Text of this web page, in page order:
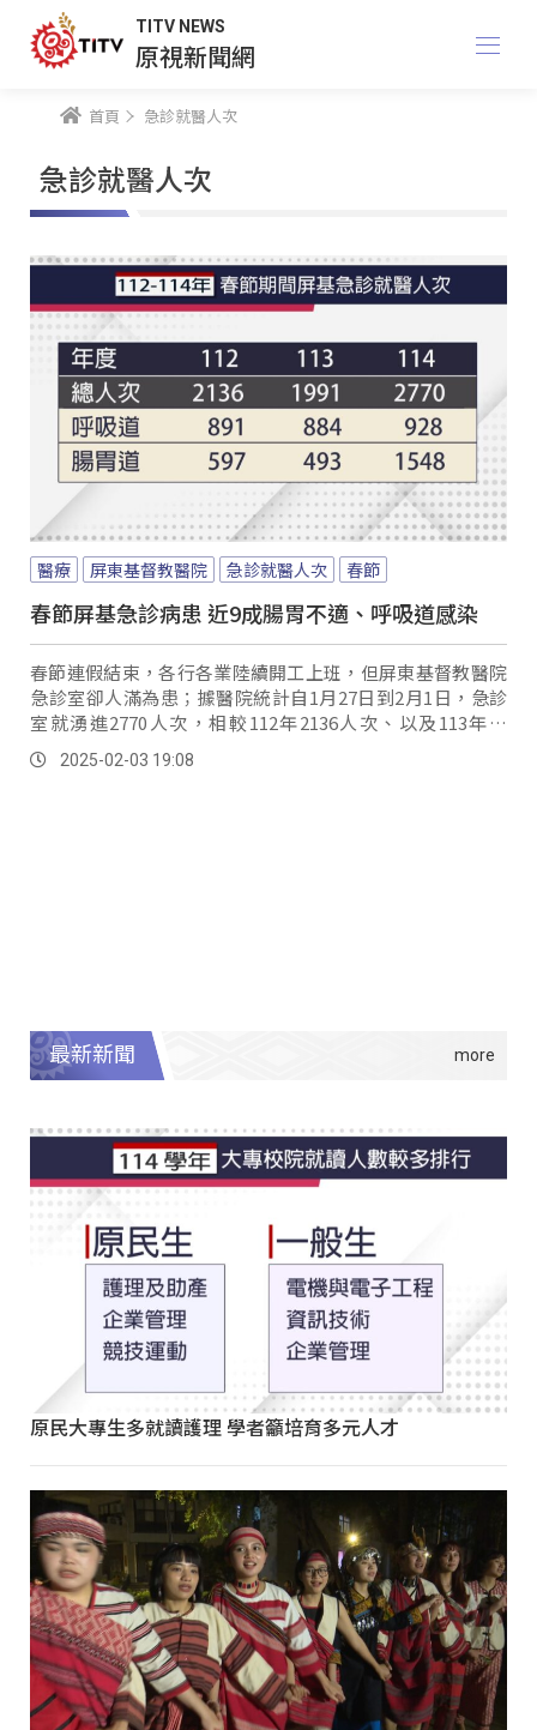
TITV NEWS
原視新聞網
首頁 急診就醫人次
急診就醫人次
醫療 屏東基督教醫院 急診就醫人次 春節
春節屏基急診病患 近9成腸胃不適、呼吸道感染
春節連假結束，各行各業陸續開工上班，但屏東基督教醫院
急診室卻人滿為患；據醫院統計自1月27日到2月1日，急診
室就湧進2770人次，相較112年2136人次、以及113年的
1991人次都增加不少。
2025-02-03 19:08
最新新聞
原民大專生多就讀護理 學者籲培育多元人才